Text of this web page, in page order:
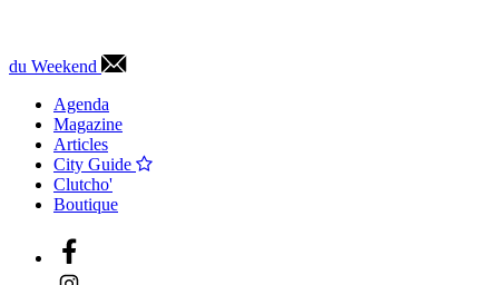
du Weekend
Agenda
Magazine
Articles
City Guide
Clutcho'
Boutique